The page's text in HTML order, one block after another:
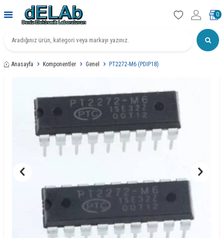
0
Anasayfa Komponentler Genel PT2272-M6 (PDIP18)